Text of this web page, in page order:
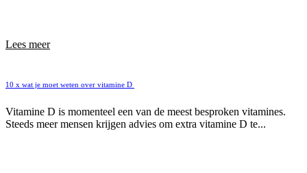
Lees meer
10 x wat je moet weten over vitamine D
Vitamine D is momenteel een van de meest besproken vitamines.
Steeds meer mensen krijgen advies om extra vitamine D te...